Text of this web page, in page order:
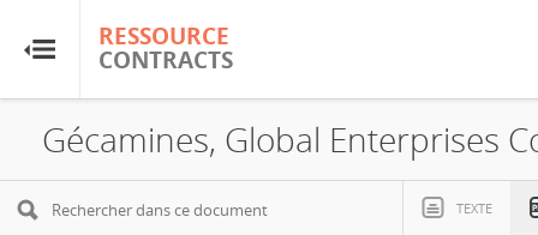
RESSOURCE
CONTRACTS
RESSOURCE
CONTRACTS
Accueil
Gécamines, Global Enterprises
TEXTE